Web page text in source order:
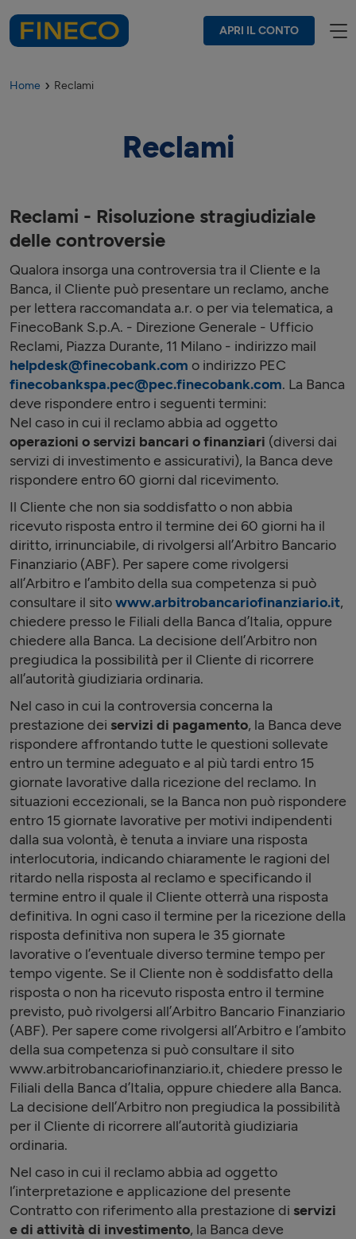
APRI IL CONTO
Home Reclami
Reclami
Reclami - Risoluzione stragiudiziale
delle controversie
Qualora insorga una controversia tra il Cliente e la
Banca, il Cliente può presentare un reclamo, anche
per lettera raccomandata a.r. o per via telematica, a
FinecoBank S.p.A. - Direzione Generale - Ufficio
Reclami, Piazza Durante, 11 Milano - indirizzo mail
helpdesk@finecobank.com o indirizzo PEC
finecobankspa.pec@pec.finecobank.com. La Banca
deve rispondere entro i seguenti termini:
Nel caso in cui il reclamo abbia ad oggetto
operazioni o servizi bancari o finanziari (diversi dai
servizi di investimento e assicurativi), la Banca deve
rispondere entro 60 giorni dal ricevimento.
Il Cliente che non sia soddisfatto o non abbia
ricevuto risposta entro il termine dei 60 giorni ha il
diritto, irrinunciabile, di rivolgersi all’Arbitro Bancario
Finanziario (ABF). Per sapere come rivolgersi
all’Arbitro e l’ambito della sua competenza si può
consultare il sitowww.arbitrobancariofinanziario.it,
chiedere presso le Filiali della Banca d’Italia, oppure
chiedere alla Banca. La decisione dell’Arbitro non
pregiudica la possibilità per il Cliente di ricorrere
all’autorità giudiziaria ordinaria.
Nel caso in cui la controversia concerna la
prestazione dei servizi di pagamento, la Banca deve
rispondere affrontando tutte le questioni sollevate
entro un termine adeguato e al più tardi entro 15
giornate lavorative dalla ricezione del reclamo. In
situazioni eccezionali, se la Banca non può rispondere
entro 15 giornate lavorative per motivi indipendenti
dalla sua volontà, è tenuta a inviare una risposta
interlocutoria, indicando chiaramente le ragioni del
ritardo nella risposta al reclamo e specificando il
termine entro il quale il Cliente otterrà una risposta
definitiva. In ogni caso il termine per la ricezione della
risposta definitiva non supera le 35 giornate
lavorative o l’eventuale diverso termine tempo per
tempo vigente. Se il Cliente non è soddisfatto della
risposta o non ha ricevuto risposta entro il termine
previsto, può rivolgersi all’Arbitro Bancario Finanziario
(ABF). Per sapere come rivolgersi all’Arbitro e l’ambito
della sua competenza si può consultare il sito
www.arbitrobancariofinanziario.it, chiedere presso le
Filiali della Banca d’Italia, oppure chiedere alla Banca.
La decisione dell’Arbitro non pregiudica la possibilità
per il Cliente di ricorrere all’autorità giudiziaria
ordinaria.
Nel caso in cui il reclamo abbia ad oggetto
l’interpretazione e applicazione del presente
Contratto con riferimento alla prestazione di servizi
e di attività di investimento, la Banca deve